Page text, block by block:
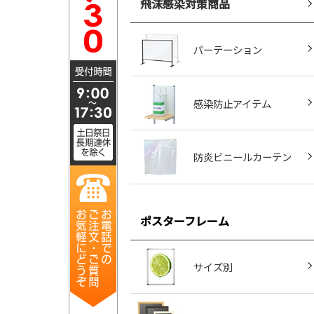
飛沫感染対策商品
パーテーション
感染防止アイテム
防炎ビニールカーテン
ポスターフレーム
サイズ別